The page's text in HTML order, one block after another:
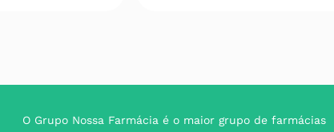
O Grupo Nossa Farmácia é o maior grupo de farmácias